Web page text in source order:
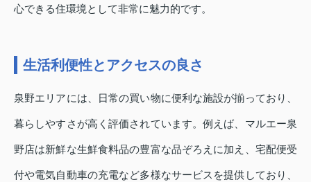
心できる住環境として非常に魅力的です。
生活利便性とアクセスの良さ
泉野エリアには、日常の買い物に便利な施設が揃っており、
暮らしやすさが高く評価されています。例えば、マルエー泉
野店は新鮮な生鮮食料品の豊富な品ぞろえに加え、宅配便受
付や電気自動車の充電など多様なサービスを提供しており、